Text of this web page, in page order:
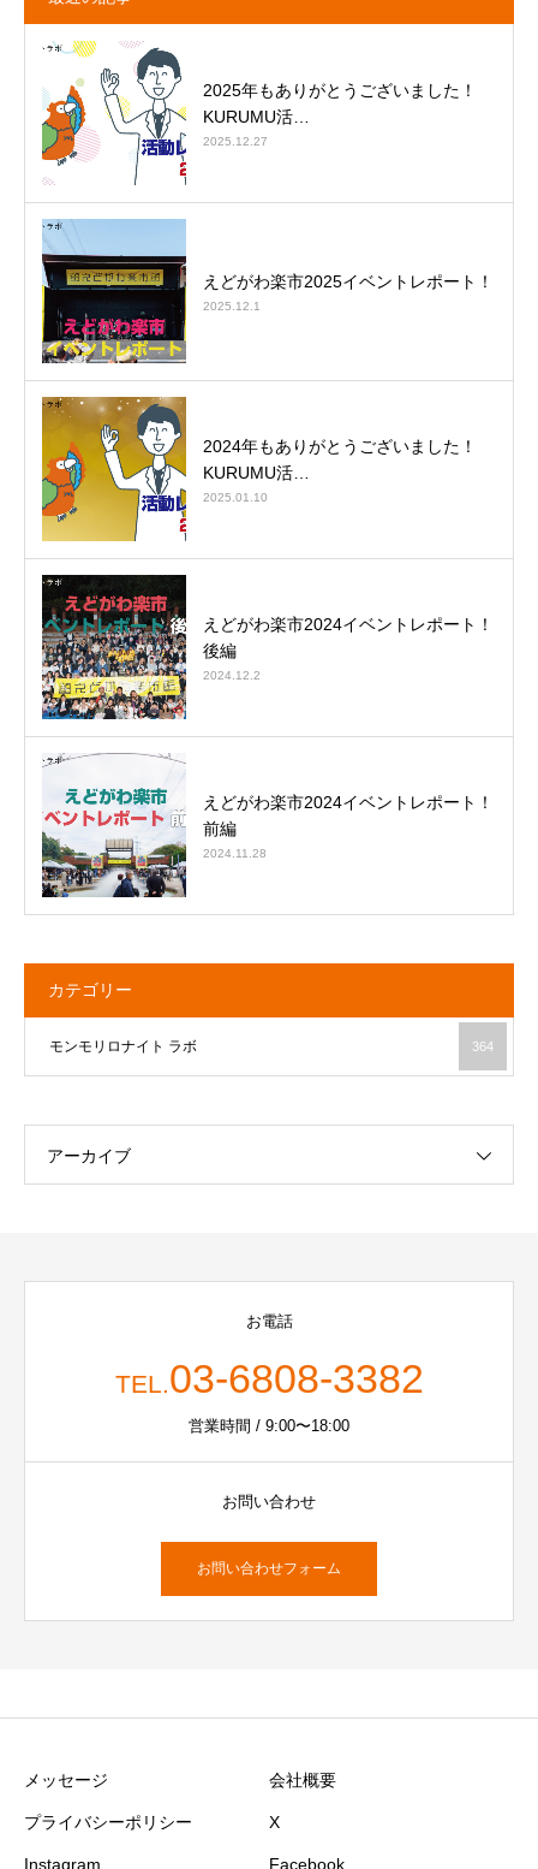
2025年もありがとうございました！
KURUMU活…
2025.12.27
えどがわ楽市2025イベントレポート！
2025.12.1
2024年もありがとうございました！
KURUMU活…
2025.01.10
えどがわ楽市2024イベントレポート！
後編
2024.12.2
えどがわ楽市2024イベントレポート！
前編
2024.11.28
カテゴリー
モンモリロナイト ラボ 364
アーカイブ
お電話
TEL. 03-6808-3382
営業時間 / 9:00〜18:00
お問い合わせ
お問い合わせフォーム
メッセージ 会社概要
プライバシーポリシー X
Instagram Facebook